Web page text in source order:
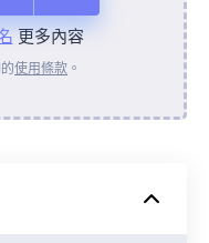
端硬碟
更多內容
使用條款 。